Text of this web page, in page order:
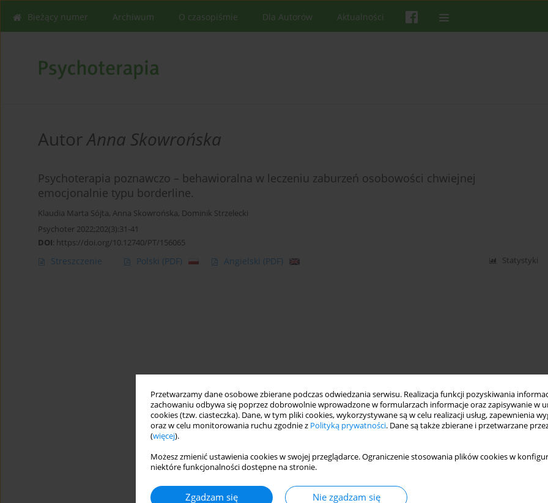
Przetwarzamy dane osobowe zbierane podczas odwiedzania serwisu. Realizacja funkcji pozyskiwania
zachowaniu odbywa się poprzez dobrowolnie wprowadzone w formularzach informacje oraz zapisywanie w
cookies (tzw. ciasteczka). Dane, w tym pliki cookies, wykorzystywane są w celu realizacji usług, zapewnienia
oraz w celu monitorowania ruchu zgodnie z Polityką prywatności. Dane są także zbierane i przetwarzane
(więcej).
Możesz zmienić ustawienia cookies w swojej przeglądarce. Ograniczenie stosowania plików cookies w
niektóre funkcjonalności dostępne na stronie.
Zgadzam się Nie zgadzam się
Bieżący numer Archiwum O czasopiśmie Dla Autorów Aktualności
AutorAnna Skowrońska
Psychoterapia poznawczo – behawioralna w leczeniu zaburzeń osobowości chwiejnej
emocjonalnie typu borderline.
Klaudia Marta Sójta, Anna Skowrońska, Dominik Strzelecki
Psychoter 2022;202(3):31-41
DOI: https://doi.org/10.12740/PT/156065
Streszczenie Polski (PDF) Angielski (PDF) Statystyki